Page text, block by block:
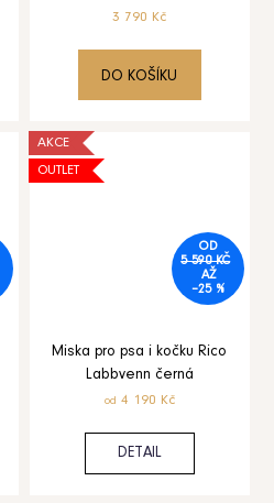
3 790 Kč
DO KOŠÍKU
AKCE
OUTLET
OD
5 590 KČ
AŽ
–25 %
Miska pro psa i kočku Rico
Labbvenn černá
od 4 190 Kč
DETAIL